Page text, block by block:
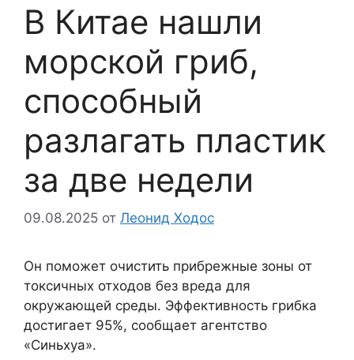
В Китае нашли
морской гриб,
способный
разлагать пластик
за две недели
09.08.2025 от Леонид Ходос
Он поможет очистить прибрежные зоны от
токсичных отходов без вреда для
окружающей среды. Эффективность грибка
достигает 95%, сообщает агентство
«Синьхуа».